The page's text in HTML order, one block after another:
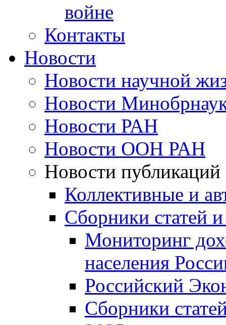
войне
Контакты
Новости
Новости научной
Новости
Новости РАН
Новости ООН РАН
Новости публикаций
Коллективные и
Сборники статей
Мониторинг
населения
Российский
Сборники